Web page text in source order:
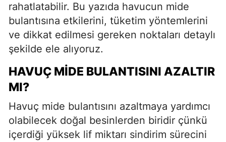
rahatlatabilir. Bu yazıda havucun mide
bulantısına etkilerini, tüketim yöntemlerini
ve dikkat edilmesi gereken noktaları detaylı
şekilde ele alıyoruz.
HAVUÇ MIDE BULANTISINI AZALTIR
MI?
Havuç mide bulantısını azaltmaya yardımcı
olabilecek doğal besinlerden biridir çünkü
içerdiği yüksek lif miktarı sindirim sürecini